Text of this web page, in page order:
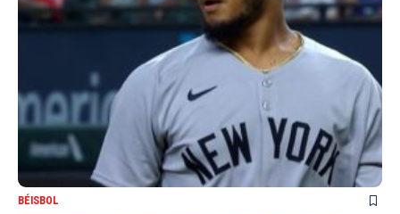
BÉISBOL